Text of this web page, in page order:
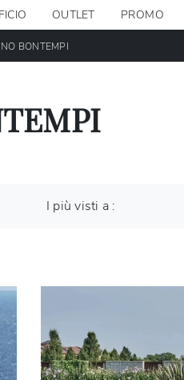
OUTLET PROMO
BONTEMPI
I più visti a :